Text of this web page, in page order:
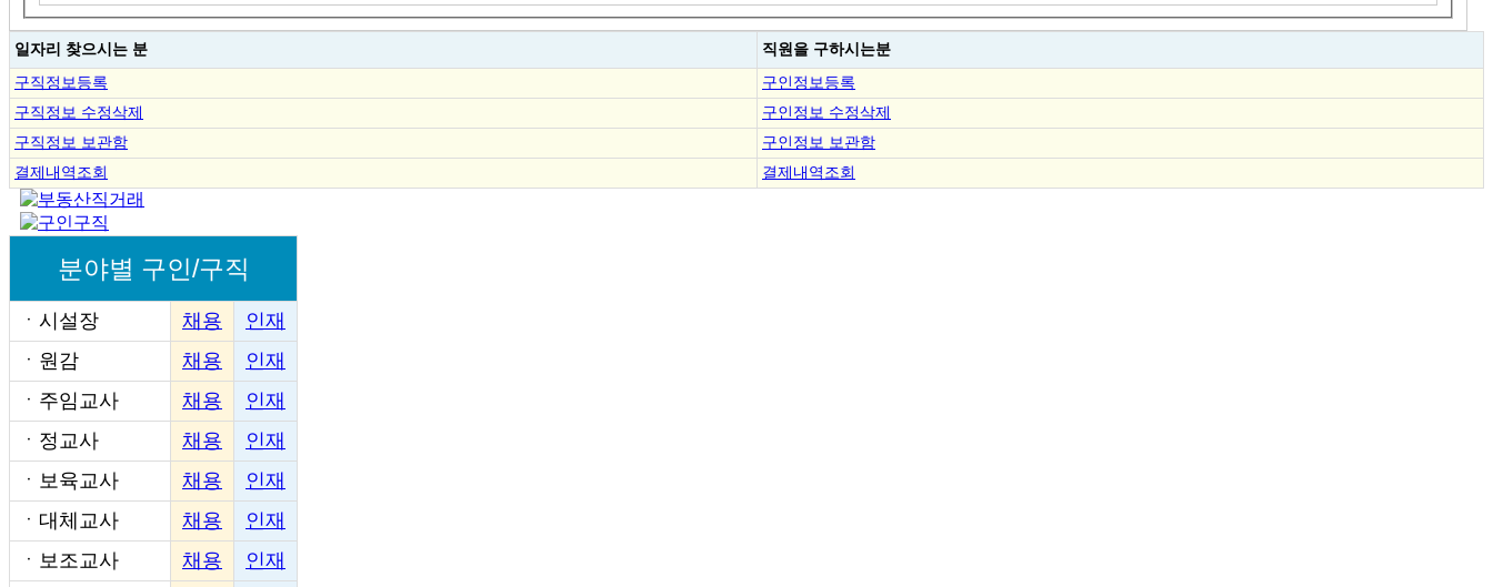
일자리 찾으시는 분 직원을 구하시는분
구직정보등록
구인정보등록
구직정보 수정삭제
구인정보 수정삭제
구직정보 보관함
구인정보 보관함
결제내역조회
결제내역조회
분야별 구인/구직
ㆍ 시설장 채용
인재
ㆍ 원감 채용
인재
ㆍ 주임교사 채용
인재
ㆍ 정교사 채용
인재
ㆍ 보육교사 채용
인재
ㆍ 대체교사 채용
인재
ㆍ 보조교사 채용
인재